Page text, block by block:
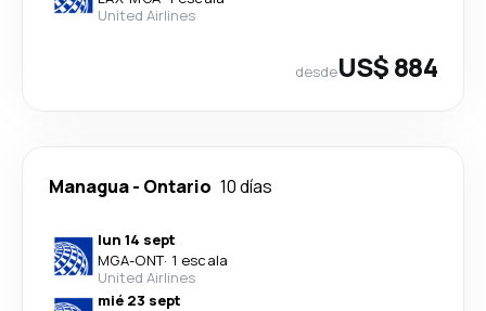
United Airlines
desdeUS$ 884
Managua- Ontario 10 días
lun 14 sept
MGA-ONT· 1 escala
United Airlines
mié 23 sept